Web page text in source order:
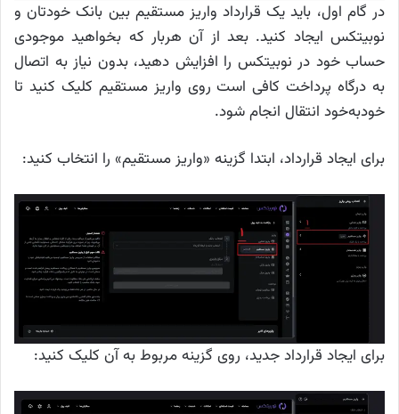
در گام اول، باید یک قرارداد واریز مستقیم بین بانک خودتان و
نوبیتکس ایجاد کنید. بعد از آن هربار که بخواهید موجودی
حساب خود در نوبیتکس را افزایش دهید، بدون نیاز به اتصال
به درگاه پرداخت کافی است روی واریز مستقیم کلیک کنید تا
خودبه‌خود انتقال انجام شود.
برای ایجاد قرارداد، ابتدا گزینه «واریز مستقیم» را انتخاب کنید:
برای ایجاد قرارداد جدید، روی گزینه مربوط به آن کلیک کنید: